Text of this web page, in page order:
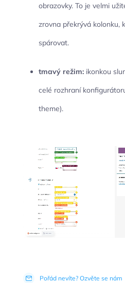
obrazovky. To je velmi
zrovna překrývá kolonku,
spárovat.
tmavý režim: ikonkou
celé rozhraní
theme).
Pořád nevíte? Ozvěte se nám